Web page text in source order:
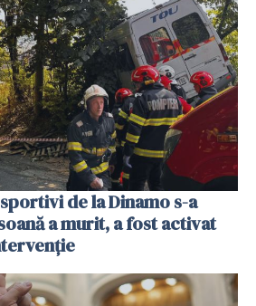
de la Dinamo s-a
a murit, a fost activat